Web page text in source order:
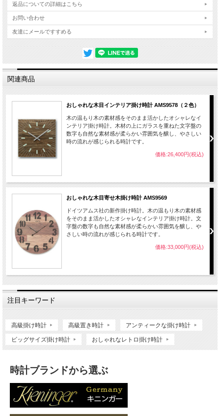
返品についての詳細はこちら
お問い合わせ
友達にメールですすめる
関連商品
おしゃれな木目インテリア掛け時計 AMS9578（２色）
木の温もり木の素材感をそのまま活かしたオシャレなイ
ンテリア掛け時計。木材の上にガラスを重ねた文字盤の
数字も自然な素材感が柔らかい雰囲気を醸し、やさしい
時の流れが感じられる時計です。
価格:26,400円(税込)
おしゃれな木目寄せ木掛け時計 AMS9569
ドイツアムス社の新作掛け時計。木の温もり木の素材感
をそのまま活かしたオシャレなインテリア掛け時計。文
字盤の数字も自然な素材感が柔らかい雰囲気を醸し、や
さしい時の流れが感じられる時計です。
価格:33,000円(税込)
注目キーワード
高級掛け時計 高級置き時計 アンティークな掛け時計
ビッグサイズ掛け時計 おしゃれなレトロ掛け時計
時計ブランドから選ぶ